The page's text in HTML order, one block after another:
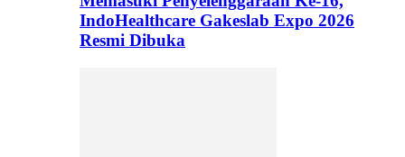
IndoHealthcare Gakeslab Expo 2026
Resmi Dibuka